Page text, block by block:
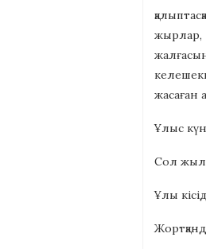
жырлар,
жасаған
Ұлыс
Сол
Ұлы